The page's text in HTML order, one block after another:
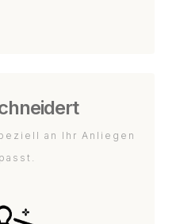
an Ihr Anliegen